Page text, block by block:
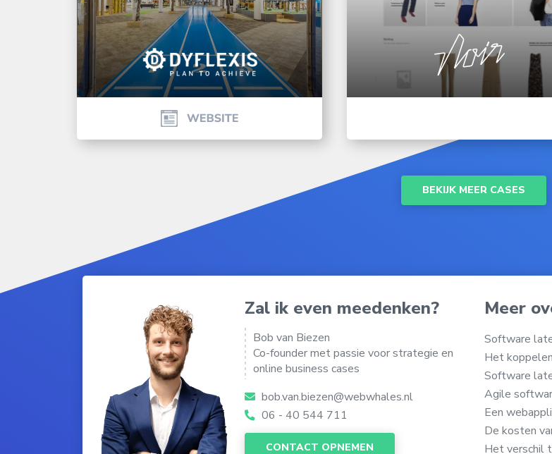
BEKIJK MEER CASES
Zal ik even meedenken?
Bob van Biezen
Co-founder met passie voor strategie en
online business cases
bob.van.biezen@webwhales.nl
06 - 40 544 711
CONTACT OPNEMEN
Meer
Software
Het
Software
Agile
Een
De kosten
Het verschil